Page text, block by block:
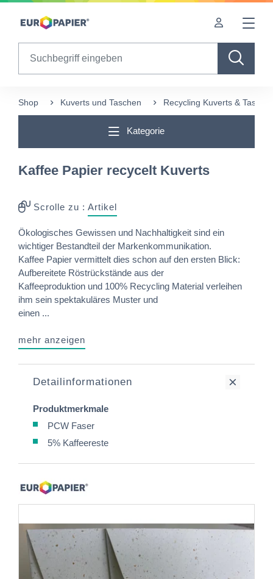
Table Of Content
Ergänzende Produkte
Shop Kuverts und Taschen Recycling Kuverts &
Kategorie
Kaffee Papier recycelt Kuverts
Scrolle zu : Artikel
Ökologisches Gewissen und Nachhaltigkeit sind ein
wichtiger Bestandteil der Markenkommunikation.
Kaffee Papier vermittelt dies schon auf den ersten Blick:
Aufbereitete Röstrückstände aus der
Kaffeeproduktion und 100% Recycling Material verleihen
ihm sein spektakuläres Muster und
einen ...
mehr anzeigen
Detailinformationen
Produktmerkmale
PCW Faser
5% Kaffeereste